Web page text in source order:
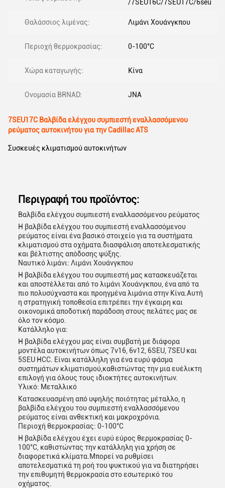
/7SEU16C/7SEU17C/6seu
Θαλάσσιος λιμένας: Λιμάνι Χουάνγκπου
Περιοχή θερμοκρασίας: 0-100°C
Χώρα καταγωγής: Κίνα
Ονομασία BRNAD: JNA
7SEU17C Βαλβίδα ελέγχου συμπιεστή εναλλασσόμενου
ρεύματος αυτοκινήτου για την Cadillac ATS
Συσκευές κλιματισμού αυτοκινήτων
Περιγραφή του προϊόντος:
Βαλβίδα ελέγχου συμπιεστή εναλλασσόμενου ρεύματος
Η βαλβίδα ελέγχου του συμπιεστή εναλλασσόμενου
ρεύματος είναι ένα βασικό στοιχείο για τα συστήματα
κλιματισμού στα οχήματα.διασφάλιση αποτελεσματικής
και βέλτιστης απόδοσης ψύξης.
Ναυτικό λιμάνι: Λιμάνι Χουάνγκπου
Η βαλβίδα ελέγχου του συμπιεστή μας κατασκευάζεται
και αποστέλλεται από το λιμάνι Χουάνγκπου, ένα από τα
πιο πολυσύχναστα και προηγμένα λιμάνια στην Κίνα.Αυτή
η στρατηγική τοποθεσία επιτρέπει την έγκαιρη και
οικονομικά αποδοτική παράδοση στους πελάτες μας σε
όλο τον κόσμο.
Κατάλληλο για:
Η βαλβίδα ελέγχου μας είναι συμβατή με διάφορα
μοντέλα αυτοκινήτων όπως 7v16, 6v12, 6SEU, 7SEU και
5SEU HCC. Είναι κατάλληλη για ένα ευρύ φάσμα
συστημάτων κλιματισμού,καθιστώντας την μια ευέλικτη
επιλογή για όλους τους ιδιοκτήτες αυτοκινήτων.
Υλικό: Μεταλλικό
Κατασκευασμένη από υψηλής ποιότητας μέταλλο, η
βαλβίδα ελέγχου του συμπιεστή εναλλασσόμενου
ρεύματος είναι ανθεκτική και μακροχρόνια.
Περιοχή θερμοκρασίας: 0-100°C
Η βαλβίδα ελέγχου έχει ευρύ εύρος θερμοκρασίας 0-
100°C, καθιστώντας την κατάλληλη για χρήση σε
διαφορετικά κλίματα.Μπορεί να ρυθμίσει
αποτελεσματικά τη ροή του ψυκτικού για να διατηρήσει
την επιθυμητή θερμοκρασία στο εσωτερικό του
οχήματος.